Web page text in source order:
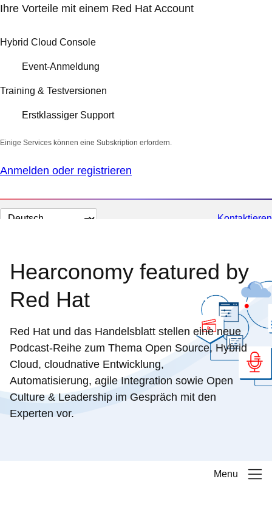
Ihre Vorteile mit einem Red Hat Account
Hybrid Cloud Console
Event-Anmeldung
Training & Testversionen
Erstklassiger Support
Einige Services können eine Subskription erfordern.
Anmelden oder registrieren
Sprache
Kontaktieren
Hearconomy featured by
Red Hat
Red Hat und das Handelsblatt stellen eine neue
Podcast-Reihe zum Thema Open Source, Hybrid
Cloud, cloudnative Entwicklung,
Automatisierung, agile Integration sowie Open
Culture & Leadership im Gespräch mit den
Experten vor.
Menu